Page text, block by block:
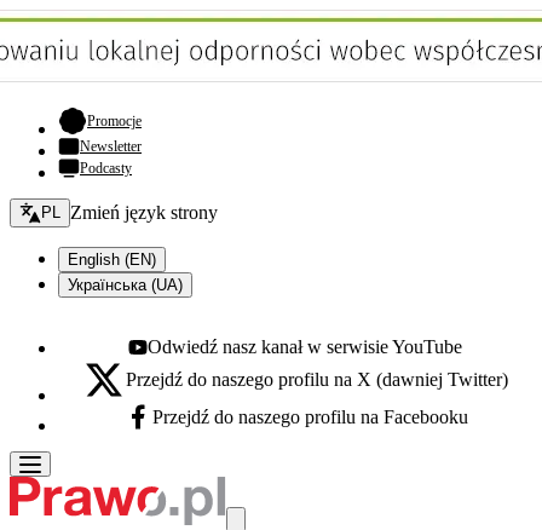
Promocje- otwiera się w nowej karcie
Newsletter
Podcasty
Zmień język - bieżący:
PL Zmień język strony
English (EN)
Українська (UA)
Youtube - otwiera się w nowej karcie
Odwiedź nasz kanał w serwisie YouTube
X - otwiera się w nowej karcie
Przejdź do naszego profilu na X (dawniej Twitter)
Facebook - otwiera się w nowej karcie
Przejdź do naszego profilu na Facebooku